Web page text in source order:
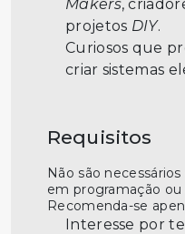
Makers,
projetos DIY.
Curiosos que
criar sistemas
Requisitos
Não são
em programação ou
Recomenda-se
Interesse por